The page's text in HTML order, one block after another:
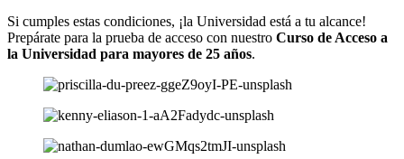
Si cumples estas condiciones, ¡la Universidad está a tu alcance!
Prepárate para la prueba de acceso con nuestro Curso de Acceso a
la Universidad para mayores de 25 años.